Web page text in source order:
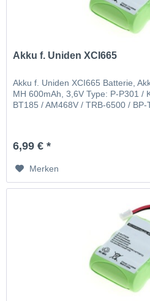
Akku f. Uniden XCI665
Akku f. Uniden XCI665 Batterie,
MH 600mAh, 3,6V Type: P-P301 /
BT185 / AM468V / TRB-6500 / BP-
6,99 € *
Merken